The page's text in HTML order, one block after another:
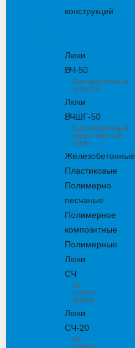
конструкций
Люки
ВЧ-50
Высокопрочный
чугун 50
Люки
ВЧШГ-50
Высокопрочный
сверхтяжелый
чугун
Железобетонные
Пластиковые
Полимерно
песчаные
Полимерное
композитные
Полимерные
Люки
СЧ
Из
серого
чугуна
Люки
СЧ-20
Из